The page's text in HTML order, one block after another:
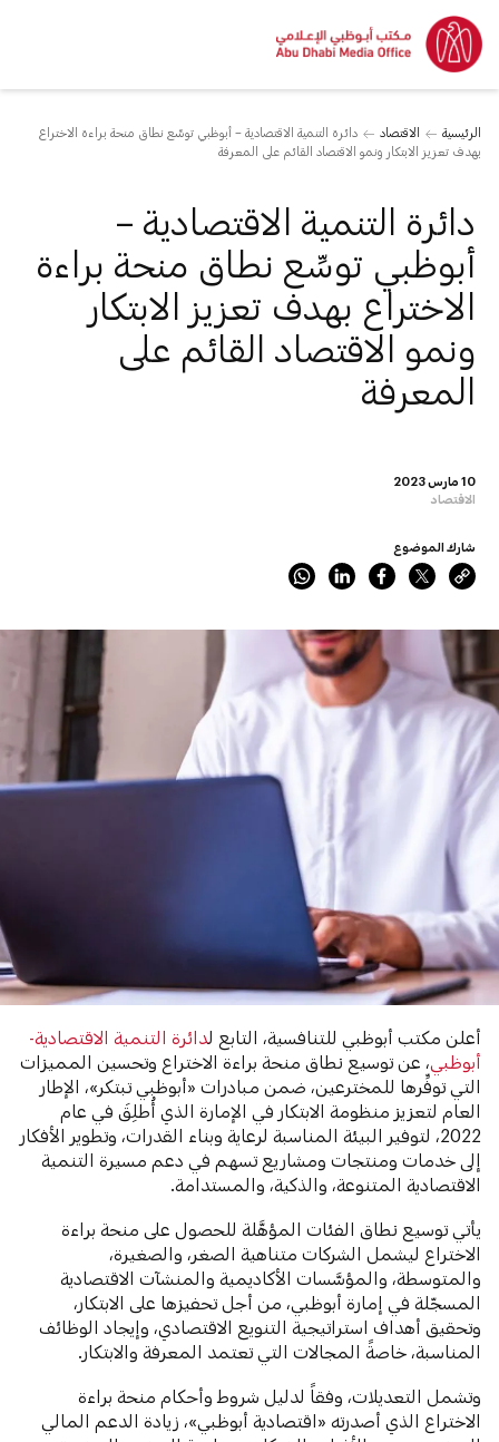
الرئيسية الاقتصاد
دائرة التنمية الاقتصادية – أبوظبي توسِّع نطاق منحة براءة الاختراع
بهدف تعزيز الابتكار ونمو الاقتصاد القائم على المعرفة
10 مارس 2023
الاقتصاد
دائرة التنمية الاقتصادية –
أبوظبي توسِّع نطاق منحة براءة
الاختراع بهدف تعزيز الابتكار
ونمو الاقتصاد القائم على
المعرفة
شارك الموضوع
أعلن مكتب أبوظبي للتنافسية، التابع ل دائرة التنمية الاقتصادية-
أبوظبي ، عن توسيع نطاق منحة براءة الاختراع وتحسين المميزات
التي توفِّرها للمخترعين، ضمن مبادرات «أبوظبي تبتكر»، الإطار
العام لتعزيز منظومة الابتكار في الإمارة الذي أُطلِقَ في عام
2022، لتوفير البيئة المناسبة لرعاية وبناء القدرات، وتطوير الأفكار
إلى خدمات ومنتجات ومشاريع تسهم في دعم مسيرة التنمية
الاقتصادية المتنوعة، والذكية، والمستدامة.
يأتي توسيع نطاق الفئات المؤهَّلة للحصول على منحة براءة
الاختراع ليشمل الشركات متناهية الصغر، والصغيرة،
والمتوسطة، والمؤسَّسات الأكاديمية والمنشآت الاقتصادية
المسجّلة في إمارة أبوظبي، من أجل تحفيزها على الابتكار،
وتحقيق أهداف استراتيجية التنويع الاقتصادي، وإيجاد الوظائف
المناسبة، خاصةً المجالات التي تعتمد المعرفة والابتكار.
وتشمل التعديلات، وفقاً لدليل شروط وأحكام منحة براءة
الاختراع الذي أصدرته «اقتصادية أبوظبي»، زيادة الدعم المالي